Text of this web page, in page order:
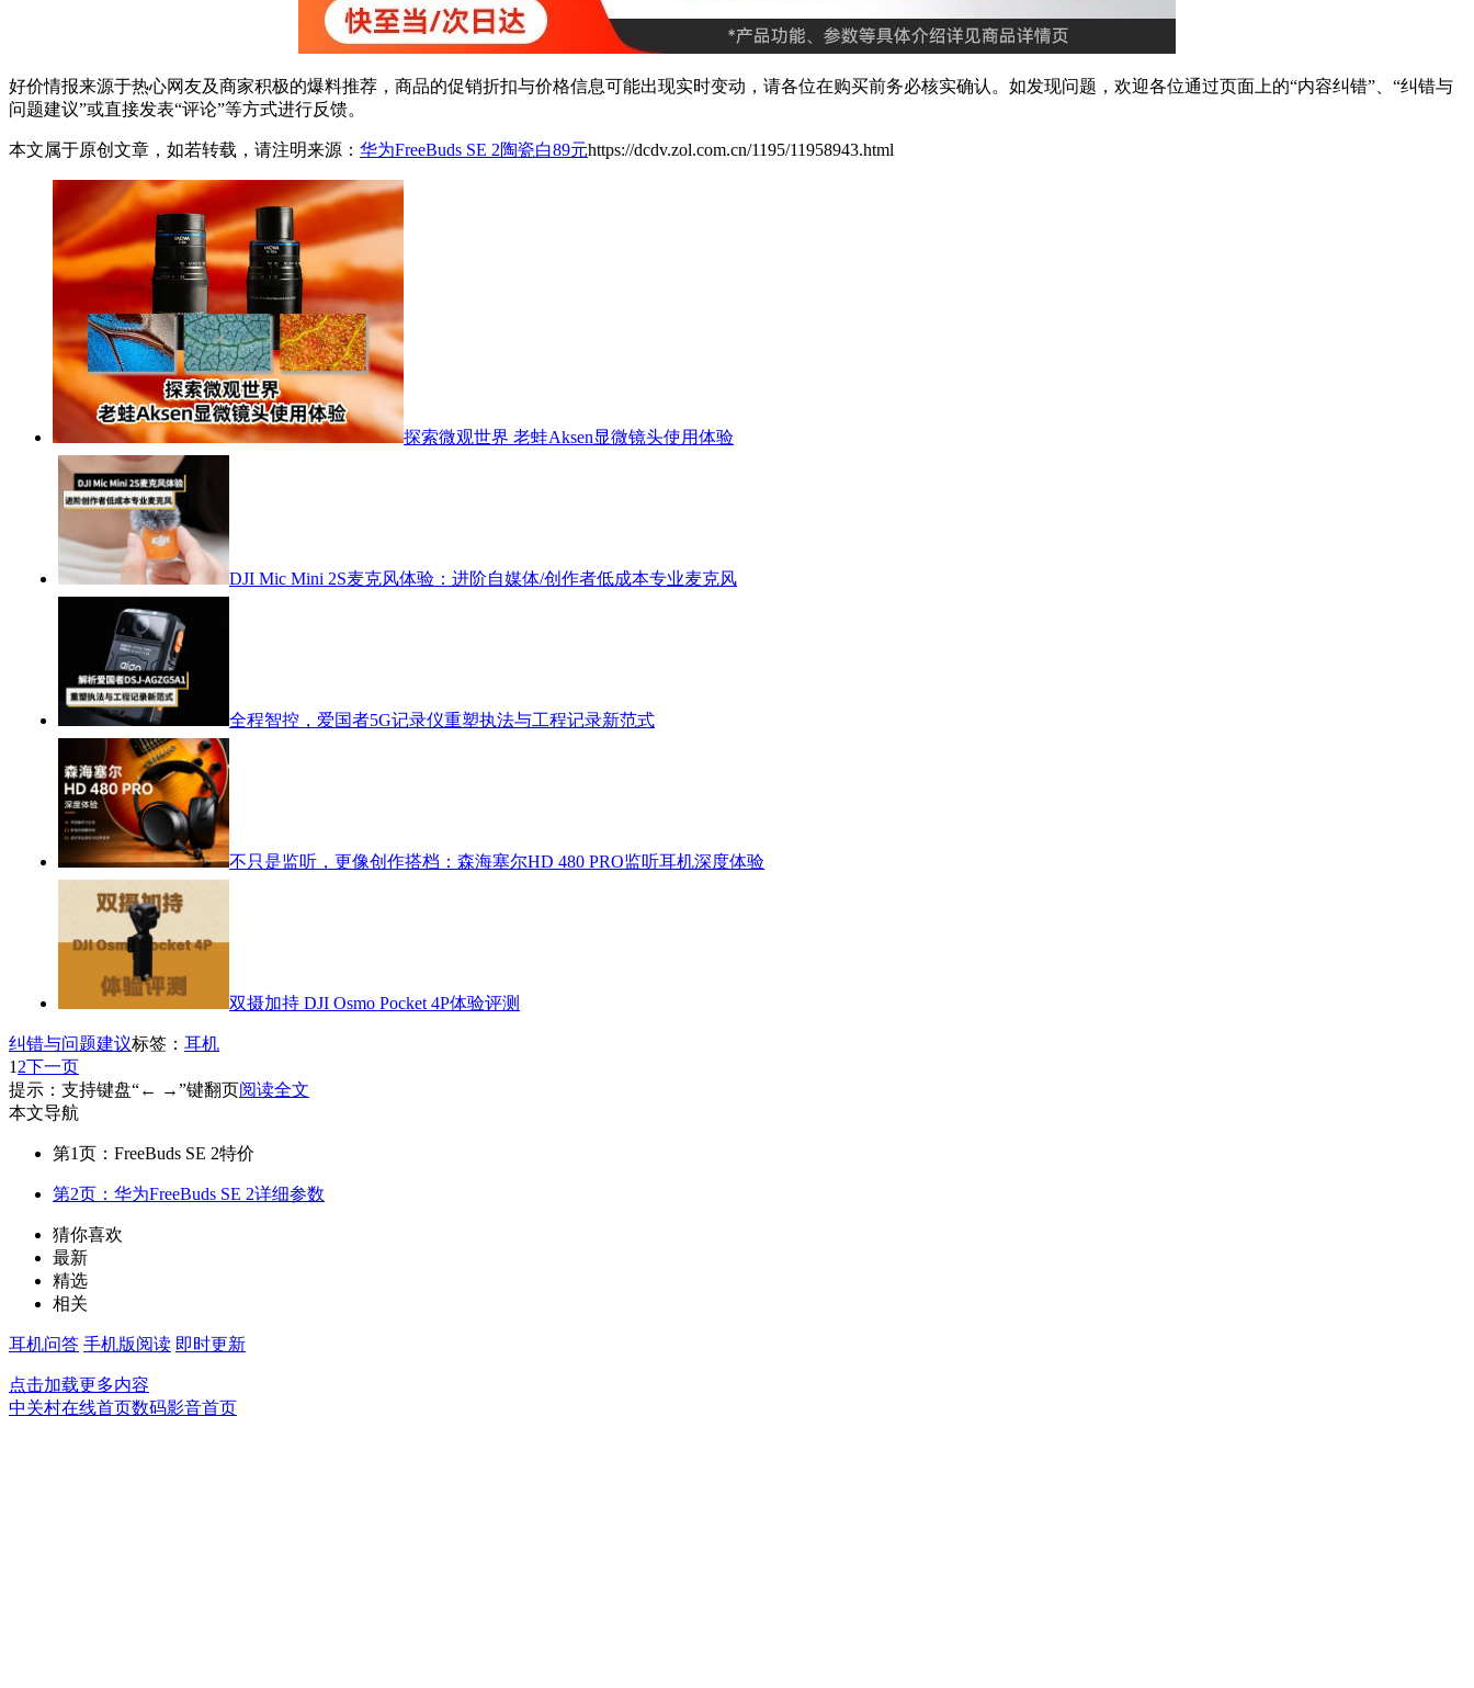
好价情报来源于热心网友及商家积极的爆料推荐，商品的促销折扣与价格信息可能出现实时变动，请各位在购买前务必核实确认。如发现问题，欢迎各位通过页面上的“内容纠错”、“纠错与
问题建议”或直接发表“评论”等方式进行反馈。
本文属于原创文章，如若转载，请注明来源： 华为FreeBuds SE 2陶瓷白89元https://dcdv.zol.com.cn/1195/11958943.html
探索微观世界 老蛙Aksen显微镜头使用体验
DJI Mic Mini 2S麦克风体验：进阶自媒体/创作者低成本专业麦克风
全程智控，爱国者5G记录仪重塑执法与工程记录新范式
不只是监听，更像创作搭档：森海塞尔HD 480 PRO监听耳机深度体验
双摄加持 DJI Osmo Pocket 4P体验评测
纠错与问题建议标签： 耳机
1 2下一页
提示：支持键盘“← →”键翻页阅读全文
本文导航
第1页：FreeBuds SE 2特价
第2页：华为FreeBuds SE 2详细参数
猜你喜欢
最新
精选
相关
耳机问答 手机版阅读 即时更新
点击加载更多内容
中关村在线首页数码影音首页